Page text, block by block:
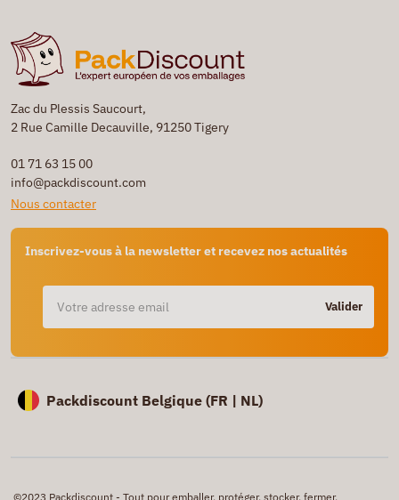
Zac du Plessis Saucourt,
2 Rue Camille Decauville, 91250 Tigery
01 71 63 15 00
info@packdiscount.com
Nous contacter
Inscrivez-vous à la newsletter et recevez nos actualités
Valider
Packdiscount Belgique (FR | NL)
©2023 Packdiscount - Tout pour emballer, protéger, stocker, fermer,